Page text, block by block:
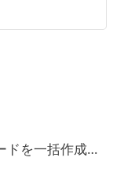
ドを一括作成す